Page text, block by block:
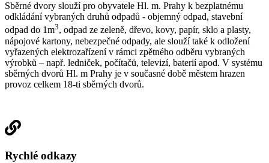
Sběrné dvory slouží pro obyvatele Hl. m. Prahy k bezplatnému
odkládání vybraných druhů odpadů - objemný odpad, stavební
odpad do 1m3, odpad ze zeleně, dřevo, kovy, papír, sklo a plasty,
nápojové kartony, nebezpečné odpady, ale slouží také k odložení
vyřazených elektrozařízení v rámci zpětného odběru vybraných
výrobků – např. ledniček, počítačů, televizí, baterií apod. V systému
sběrných dvorů Hl. m Prahy je v současné době městem hrazen
provoz celkem 18-ti sběrných dvorů.
Rychlé odkazy